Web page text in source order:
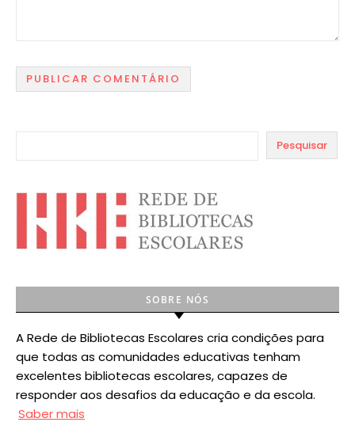
Pesquisar
SOBRE NÓS
A Rede de Bibliotecas Escolares cria condições para
que todas as comunidades educativas tenham
excelentes bibliotecas escolares, capazes de
responder aos desafios da educação e da escola.
Saber mais